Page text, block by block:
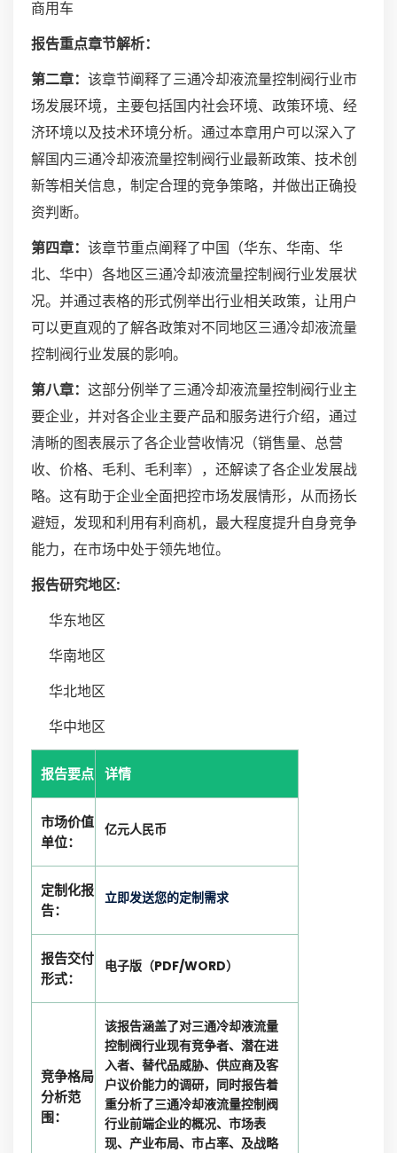
商用车
报告重点章节解析：
第二章： 该章节阐释了三通冷却液流量控制阀行业市
场发展环境，主要包括国内社会环境、政策环境、经
济环境以及技术环境分析。通过本章用户可以深入了
解国内三通冷却液流量控制阀行业最新政策、技术创
新等相关信息，制定合理的竞争策略，并做出正确投
资判断。
第四章： 该章节重点阐释了中国（华东、华南、华
北、华中）各地区三通冷却液流量控制阀行业发展状
况。并通过表格的形式例举出行业相关政策，让用户
可以更直观的了解各政策对不同地区三通冷却液流量
控制阀行业发展的影响。
第八章： 这部分例举了三通冷却液流量控制阀行业主
要企业，并对各企业主要产品和服务进行介绍，通过
清晰的图表展示了各企业营收情况（销售量、总营
收、价格、毛利、毛利率），还解读了各企业发展战
略。这有助于企业全面把控市场发展情形，从而扬长
避短，发现和利用有利商机，最大程度提升自身竞争
能力，在市场中处于领先地位。
报告研究地区:
华东地区
华南地区
华北地区
华中地区
报告要点 详情
市场价值
单位：
亿元人民币
定制化报
告：
立即发送您的定制需求
报告交付
形式：
电子版（PDF/WORD）
竞争格局
分析范
围：
该报告涵盖了对三通冷却液流量
控制阀行业现有竞争者、潜在进
入者、替代品威胁、供应商及客
户议价能力的调研，同时报告着
重分析了三通冷却液流量控制阀
行业前端企业的概况、市场表
现、产业布局、市占率、及战略